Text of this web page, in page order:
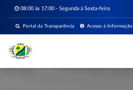
08:00 ás 17:00 - Segunda à Sexta-feira
Acesso à Informação
Portal da Transparência